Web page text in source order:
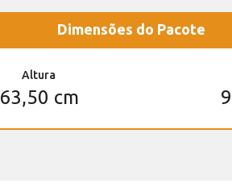
Dimensões do Pacote
Altura
63,50 cm